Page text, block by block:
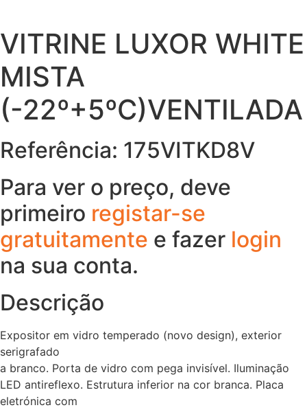
VITRINE LUXOR WHITE
MISTA
(-22º+5ºC)VENTILADA
Referência: 175VITKD8V
Para ver o preço, deve
primeiro registar-se
gratuitamente e fazer login
na sua conta.
Descrição
Expositor em vidro temperado (novo design), exterior
serigrafado
a branco. Porta de vidro com pega invisível. Iluminação
LED antireflexo. Estrutura inferior na cor branca. Placa
eletrónica com